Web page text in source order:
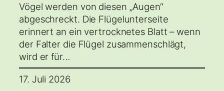
Vögel werden von diesen „Augen“
abgeschreckt. Die Flügelunterseite
erinnert an ein vertrocknetes Blatt – wenn
der Falter die Flügel zusammenschlägt,
wird er für…
17. Juli 2026